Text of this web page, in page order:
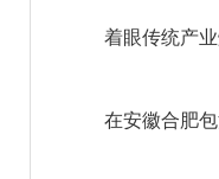
着眼传统产业
在安徽合肥包